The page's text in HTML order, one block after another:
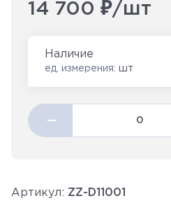
Артикул: ZZ-D11001
14 700 ₽/шт
Наличие
ед. измерения: шт